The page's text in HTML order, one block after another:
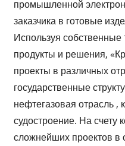
промышленной
заказчика в готовые
Используя собственные
продукты и решения,
проекты в различных
государственные
нефтегазовая отрасль ,
судостроение. На
сложнейших проектов в